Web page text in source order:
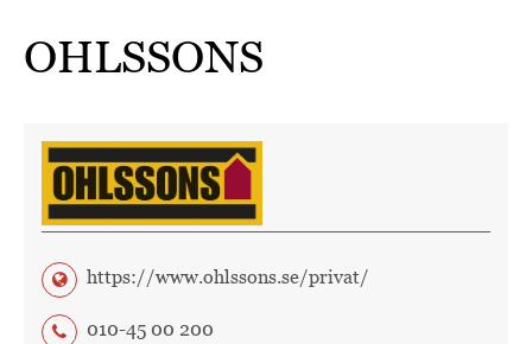
OHLSSONS
https://www.ohlssons.se/privat/
010-45 00 200​